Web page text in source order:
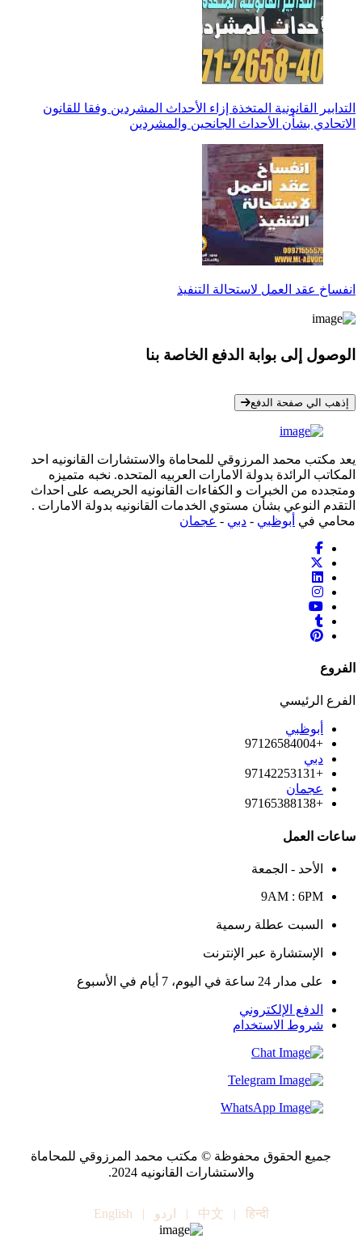
التدابير القانونية المتخذة إزاء الأحداث المشردين وفقا للقانون
الاتحادي بشأن الأحداث الجانحين والمشردين
انفساخ عقد العمل لاستحالة التنفيذ
الوصول إلى بوابة الدفع الخاصة بنا
إذهب الي صفحة الدفع
يعد مكتب محمد المرزوقي للمحاماة والاستشارات القانونيه احد
المكاتب الرائدة بدولة الامارات العربيه المتحده. نخبه متميزه
ومتجدده من الخبرات و الكفاءات القانونيه الحريصه على احداث
التقدم النوعي بشأن مستوي الخدمات القانونيه بدولة الامارات .
محامي في أبوظبي - دبي - عجمان
الفروع
الفرع الرئيسي
أبوظبي
+97126584004
دبي
+97142253131
عجمان
+97165388138
ساعات العمل
الأحد - الجمعة
9AM : 6PM
السبت عطلة رسمية
الإستشارة عبر الإنترنت
على مدار 24 ساعة في اليوم، 7 أيام في الأسبوع
الدفع الإلكتروني
شروط الاستخدام
جميع الحقوق محفوظة © مكتب محمد المرزوقي للمحاماة
والاستشارات القانونيه 2024.
中文 | हिन्दी
| اردو |
English